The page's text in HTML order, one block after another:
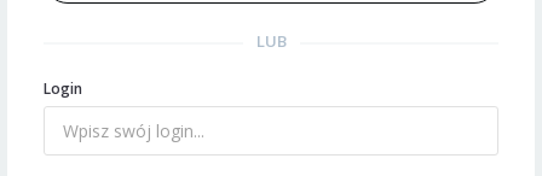
LUB
Login